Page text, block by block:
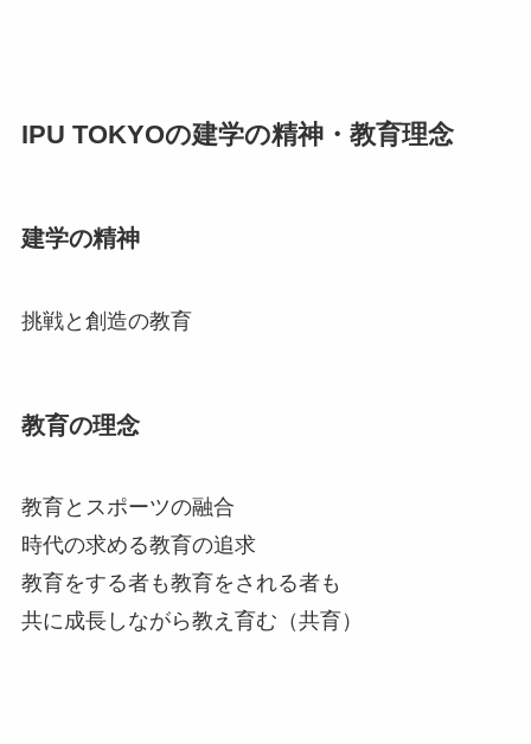
IPU TOKYOの建学の精神・教育理念
建学の精神
挑戦と創造の教育
教育の理念
教育とスポーツの融合
時代の求める教育の追求
教育をする者も教育をされる者も
共に成長しながら教え育む（共育）